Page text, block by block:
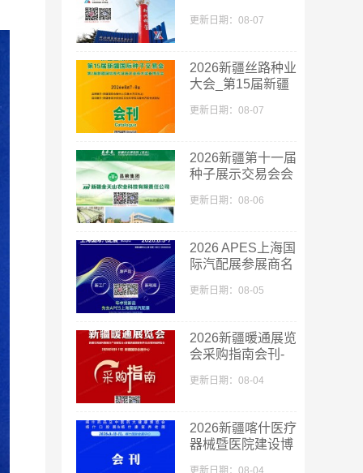
商名录
更新日期：08-07
2026新疆丝路种业
大会_第15届新疆
刊
更新日期：08-07
2026新疆第十一届
种子展示交易会会
展商名录
更新日期：08-06
2026 APES上海国
际汽配展参展商名
更新日期：08-05
2026新疆暖通展览
会采购指南会刊-
更新日期：08-04
2026新疆喀什医疗
器械暨医院建设博
更新日期：08-04